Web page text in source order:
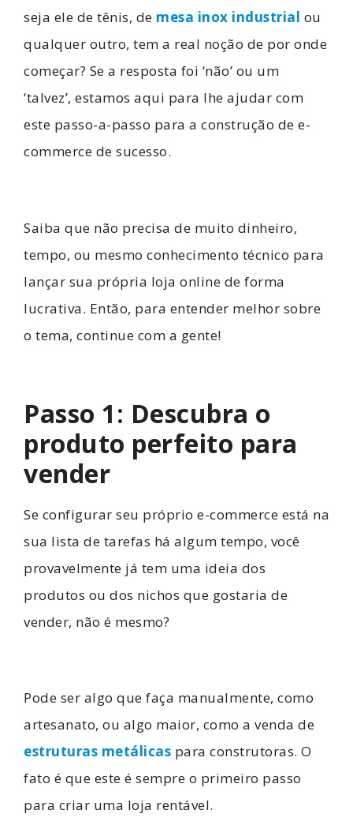
seja ele de tênis, de mesa inox industrial ou
qualquer outro, tem a real noção de por onde
começar? Se a resposta foi ‘não’ ou um
‘talvez’, estamos aqui para lhe ajudar com
este passo-a-passo para a construção de e-
commerce de sucesso.
Saiba que não precisa de muito dinheiro,
tempo, ou mesmo conhecimento técnico para
lançar sua própria loja online de forma
lucrativa. Então, para entender melhor sobre
o tema, continue com a gente!
Passo 1: Descubra o
produto perfeito para
vender
Se configurar seu próprio e-commerce está na
sua lista de tarefas há algum tempo, você
provavelmente já tem uma ideia dos
produtos ou dos nichos que gostaria de
vender, não é mesmo?
Pode ser algo que faça manualmente, como
artesanato, ou algo maior, como a venda de
estruturas metálicas para construtoras. O
fato é que este é sempre o primeiro passo
para criar uma loja rentável.